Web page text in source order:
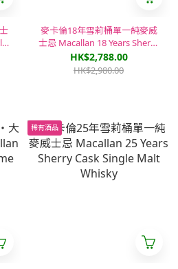
麥卡倫18年雪莉桶單一純麥威
士忌 Macallan 18 Years Sherry
Cask Single Malt Whisky
HK$2,788.00
HK$2,980.00
稀有酒品